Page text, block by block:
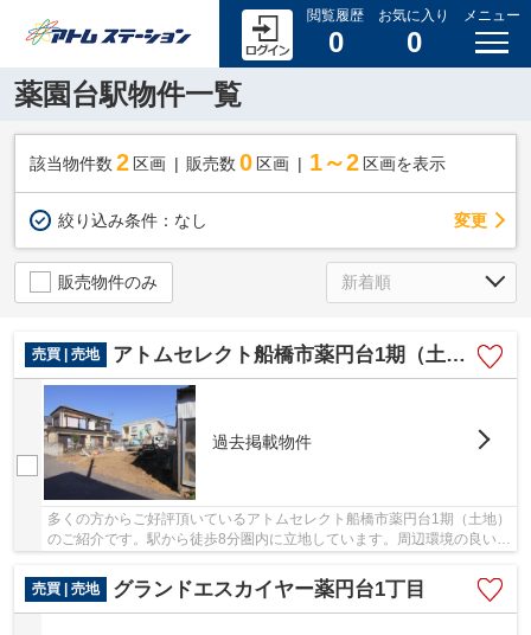
閲覧履歴
0
お気に入り
0
メニュー
薬園台駅物件一覧
該当物件数 2 区画 販売数 0 区画 1～2 区画を表示
絞り込み条件： なし 変更
販売物件のみ
売買 | 売地 アトムセレクト船橋市薬円台1期（土地）
過去掲載物件
多くの方からご好評頂いているアトムセレクト船橋市薬円台1期（土地）
のご紹介です。駅から徒歩8分圏内に立地しています。周辺環境の良い売
売買 | 売地
グランドエスカイヤー薬円台1丁目